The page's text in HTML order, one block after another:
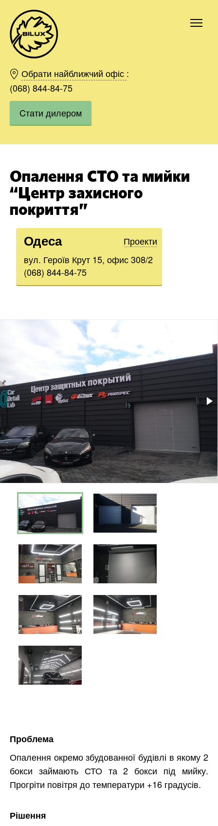
Обрати найближчий офіс :
(068) 844-84-75
Cтати дилером
Опалення СТО та мийки
“Центр захисного
покриття”
Одеса
Проекти
вул. Героїв Крут 15, офис 308/2
(068) 844-84-75
Проблема
Опалення окремо збудованної будівлі в якому 2
бокси займають СТО та 2 бокси під мийку.
Прогріти повітря до температури +16 градусів.
Рішення
Київ
Харків
Одесса
Дніпро
Івано-Франківськ
Вінниця
Область
Замовити